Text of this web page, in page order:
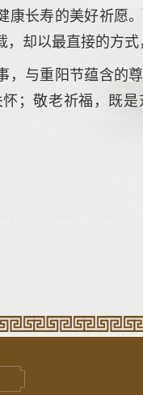
康长寿的美好祈愿
却以最直接的方
与重阳节蕴含的
；敬老祈福，既